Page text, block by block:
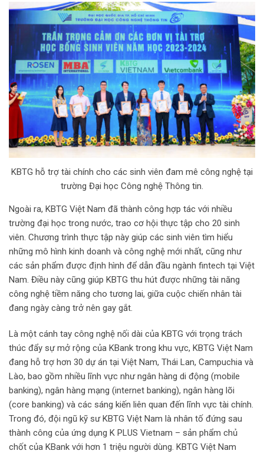
KBTG hỗ trợ tài chính cho các sinh viên đam mê công nghệ tại
trường Đại học Công nghệ Thông tin.
Ngoài ra, KBTG Việt Nam đã thành công hợp tác với nhiều
trường đại học trong nước, trao cơ hội thực tập cho 20 sinh
viên. Chương trình thực tập này giúp các sinh viên tìm hiểu
những mô hình kinh doanh và công nghệ mới nhất, cũng như
các sản phẩm được định hình để dẫn đầu ngành fintech tại Việt
Nam. Điều này cũng giúp KBTG thu hút được những tài năng
công nghệ tiềm năng cho tương lai, giữa cuộc chiến nhân tài
đang ngày càng trở nên gay gắt.
Là một cánh tay công nghệ nối dài của KBTG với trọng trách
thúc đẩy sự mở rộng của KBank trong khu vực, KBTG Việt Nam
đang hỗ trợ hơn 30 dự án tại Việt Nam, Thái Lan, Campuchia và
Lào, bao gồm nhiều lĩnh vực như ngân hàng di động (mobile
banking), ngân hàng mạng (internet banking), ngân hàng lõi
(core banking) và các sáng kiến liên quan đến lĩnh vực tài chính.
Trong đó, đội ngũ kỹ sư KBTG Việt Nam là nhân tố đứng sau
thành công của ứng dụng K PLUS Vietnam – sản phẩm chủ
chốt của KBank với hơn 1 triệu người dùng. KBTG Việt Nam